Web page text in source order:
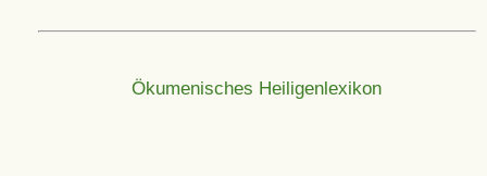
Ökumenisches Heiligenlexikon